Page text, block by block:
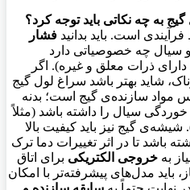
به چه نکاتی باید توجه کرد؟
است. باید بدانید فشار
سیال چه خصوصیاتی دارد
ذرات معلق و غیره). اگر
شاید بهتر باشد سراغ لول گیج
مواد سازنده‌ی گیج است؛ بدنه
خوردگی سیال را داشته باشد (مثلاً
گیج نیز باید کیفیت بالا
باشد تا در اثر تغییرات دما ترک
به خروجی الکتریکی برای اتاق
باید مدل‌های پیشرفته‌تر با امکان